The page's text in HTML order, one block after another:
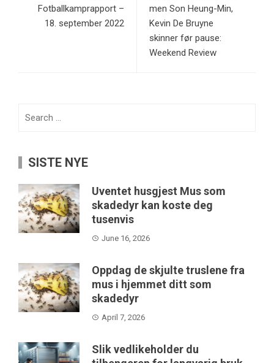
Fotballkamprapport –
18. september 2022
men Son Heung-Min,
Kevin De Bruyne
skinner før pause:
Weekend Review
SISTE NYE
Uventet husgjest Mus som
skadedyr kan koste deg
tusenvis
June 16, 2026
Oppdag de skjulte truslene fra
mus i hjemmet ditt som
skadedyr
April 7, 2026
Slik vedlikeholder du